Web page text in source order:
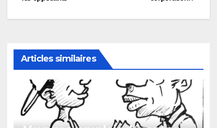
Articles similaires